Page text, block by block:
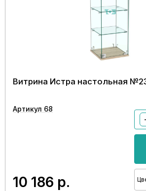
Витрина Истра настольная
Артикул 68
10 186 р.